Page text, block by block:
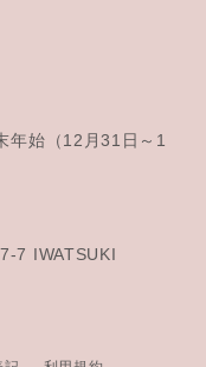
年始 （12月31日～1
7 IWATSUKI